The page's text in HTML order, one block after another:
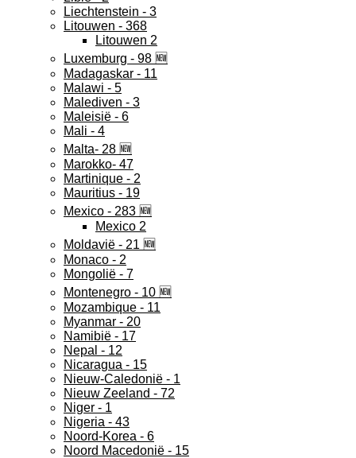
Liechtenstein - 3
Litouwen - 368
Litouwen 2
Luxemburg - 98 🆕
Madagaskar - 11
Malawi - 5
Malediven - 3
Maleisië - 6
Mali - 4
Malta- 28 🆕
Marokko- 47
Martinique - 2
Mauritius - 19
Mexico - 283 🆕
Mexico 2
Moldavië - 21 🆕
Monaco - 2
Mongolië - 7
Montenegro - 10 🆕
Mozambique - 11
Myanmar - 20
Namibië - 17
Nepal - 12
Nicaragua - 15
Nieuw-Caledonië - 1
Nieuw Zeeland - 72
Niger - 1
Nigeria - 43
Noord-Korea - 6
Noord Macedonië - 15